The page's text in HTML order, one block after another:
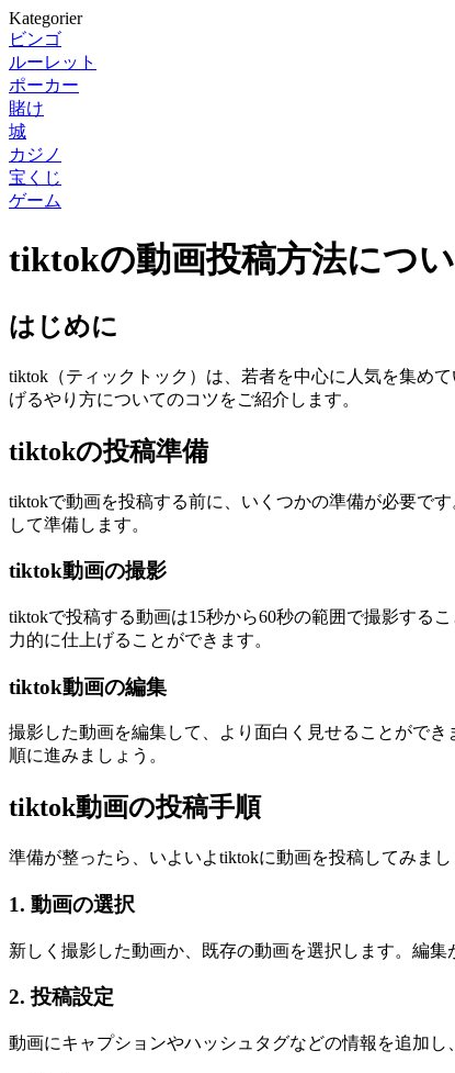
Kategorier
ビンゴ
ルーレット
ポーカー
賭け
城
カジノ
宝くじ
ゲーム
tiktokの動画投稿方法につ
はじめに
tiktok（ティックトック）は、若者を中心に人気を集め
げるやり方についてのコツをご紹介します。
tiktokの投稿準備
tiktokで動画を投稿する前に、いくつかの準備が必要で
して準備します。
tiktok動画の撮影
tiktokで投稿する動画は15秒から60秒の範囲で撮影する
力的に仕上げることができます。
tiktok動画の編集
撮影した動画を編集して、より面白く見せることがで
順に進みましょう。
tiktok動画の投稿手順
準備が整ったら、いよいよtiktokに動画を投稿してみまし
1. 動画の選択
新しく撮影した動画か、既存の動画を選択します。編
2. 投稿設定
動画にキャプションやハッシュタグなどの情報を追加